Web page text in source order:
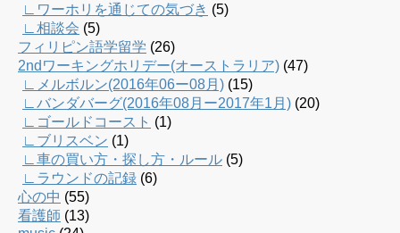
∟ワーホリを通じての気づき (5)
∟相談会 (5)
フィリピン語学留学 (26)
2ndワーキングホリデー(オーストラリア) (47)
∟メルボルン(2016年06ー08月) (15)
∟バンダバーグ(2016年08月ー2017年1月) (20)
∟ゴールドコースト (1)
∟ブリスベン (1)
∟車の買い方・探し方・ルール (5)
∟ラウンドの記録 (6)
心の中 (55)
看護師 (13)